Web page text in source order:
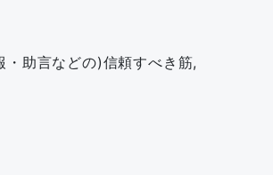
助言などの)信頼すべき筋,